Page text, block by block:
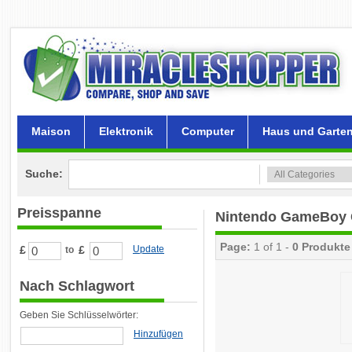
Maison Elektronik Computer Haus und
Suche:
Preisspanne
£ to £ Update
Nach Schlagwort
Geben Sie Schlüsselwörter:
Hinzufügen
Nintendo GameBoy
Page: 1 of 1 - 0 Produkte